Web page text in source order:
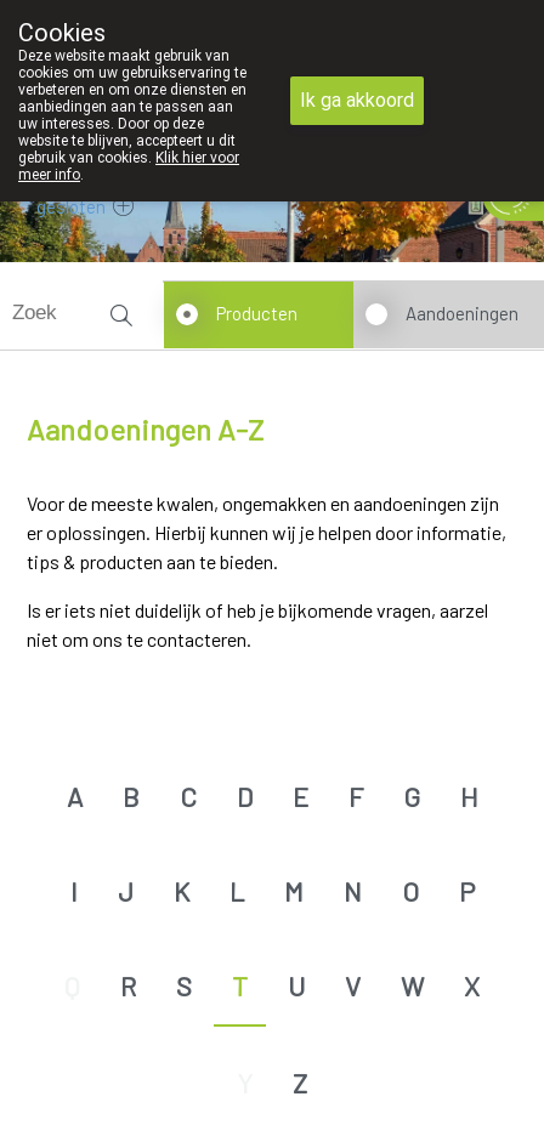
03/312 12 20
gesloten
Aandoeningen A-Z
Producten Aandoeningen
Voor de meeste kwalen, ongemakken en aandoeningen zijn
er oplossingen. Hierbij kunnen wij je helpen door informatie,
tips & producten aan te bieden.
Is er iets niet duidelijk of heb je bijkomende vragen, aarzel
niet om ons te contacteren.
A B C D E F G H
I J K L M N O P
R S T U V W X
Z
Cookies
Deze website maakt gebruik van
cookies om uw gebruikservaring te
verbeteren en om onze diensten en
aanbiedingen aan te passen aan
uw interesses. Door op deze
website te blijven, accepteert u dit
gebruik van cookies. Klik hier voor
meer info.
Ik ga akkoord